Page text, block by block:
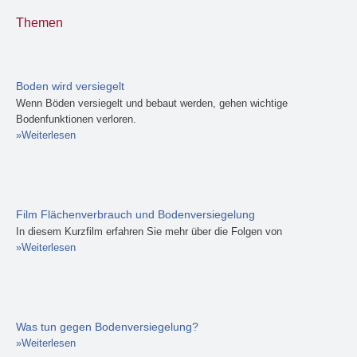
Themen
Boden wird versiegelt
Wenn Böden versiegelt und bebaut werden, gehen wichtige
Bodenfunktionen verloren.
Weiterlesen
Film Flächenverbrauch und Bodenversiegelung
In diesem Kurzfilm erfahren Sie mehr über die Folgen von
Weiterlesen
Was tun gegen Bodenversiegelung?
Weiterlesen